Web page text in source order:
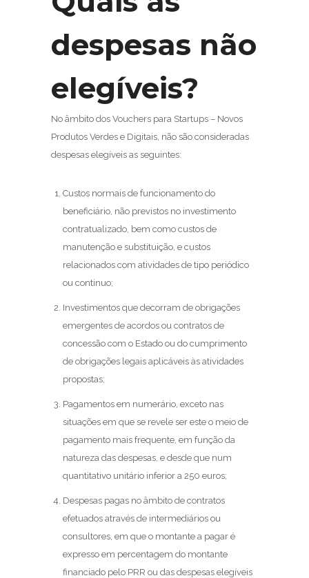
despesas não
elegíveis?
No âmbito dos Vouchers para Startups – Novos
Produtos Verdes e Digitais, não são consideradas
despesas elegíveis as seguintes:
Custos normais de funcionamento do
beneficiário, não previstos no investimento
contratualizado, bem como custos de
manutenção e substituição, e custos
relacionados com atividades de tipo periódico
ou continuo;
Investimentos que decorram de obrigações
emergentes de acordos ou contratos de
concessão com o Estado ou do cumprimento
de obrigações legais aplicáveis às atividades
propostas;
Pagamentos em numerário, exceto nas
situações em que se revele ser este o meio de
pagamento mais frequente, em função da
natureza das despesas, e desde que num
quantitativo unitário inferior a 250 euros;
Despesas pagas no âmbito de contratos
efetuados através de intermediários ou
consultores, em que o montante a pagar é
expresso em percentagem do montante
financiado pelo PRR ou das despesas elegíveis